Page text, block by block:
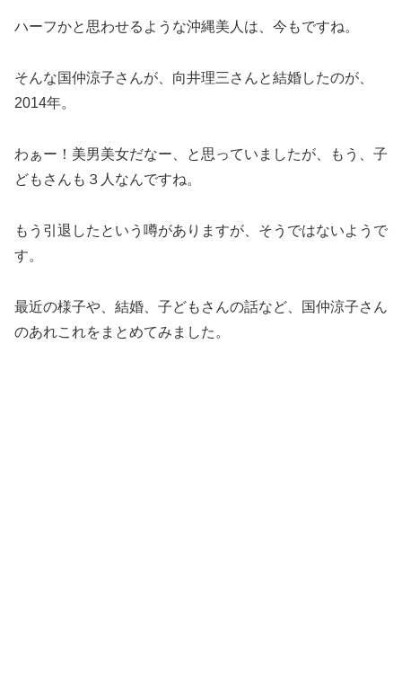
ハーフかと思わせるような沖縄美人は、今もですね。
そんな国仲涼子さんが、向井理三さんと結婚したのが、
2014年。
わぁー！美男美女だなー、と思っていましたが、もう、子
どもさんも３人なんですね。
もう引退したという噂がありますが、そうではないようで
す。
最近の様子や、結婚、子どもさんの話など、国仲涼子さん
のあれこれをまとめてみました。